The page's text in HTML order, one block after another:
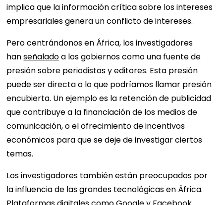
implica que la información crítica sobre los intereses
empresariales genera un conflicto de intereses.
Pero centrándonos en África, los investigadores
hanseñaladoa los gobiernos como una fuente de
presión sobre periodistas y editores. Esta presión
puede ser directa o lo que podríamos llamar presión
encubierta. Un ejemplo es la retención de publicidad
que contribuye a la financiación de los medios de
comunicación, o el ofrecimiento de incentivos
económicos para que se deje de investigar ciertos
temas.
Los investigadores también están preocupados por
la influencia de las grandes tecnológicas en África.